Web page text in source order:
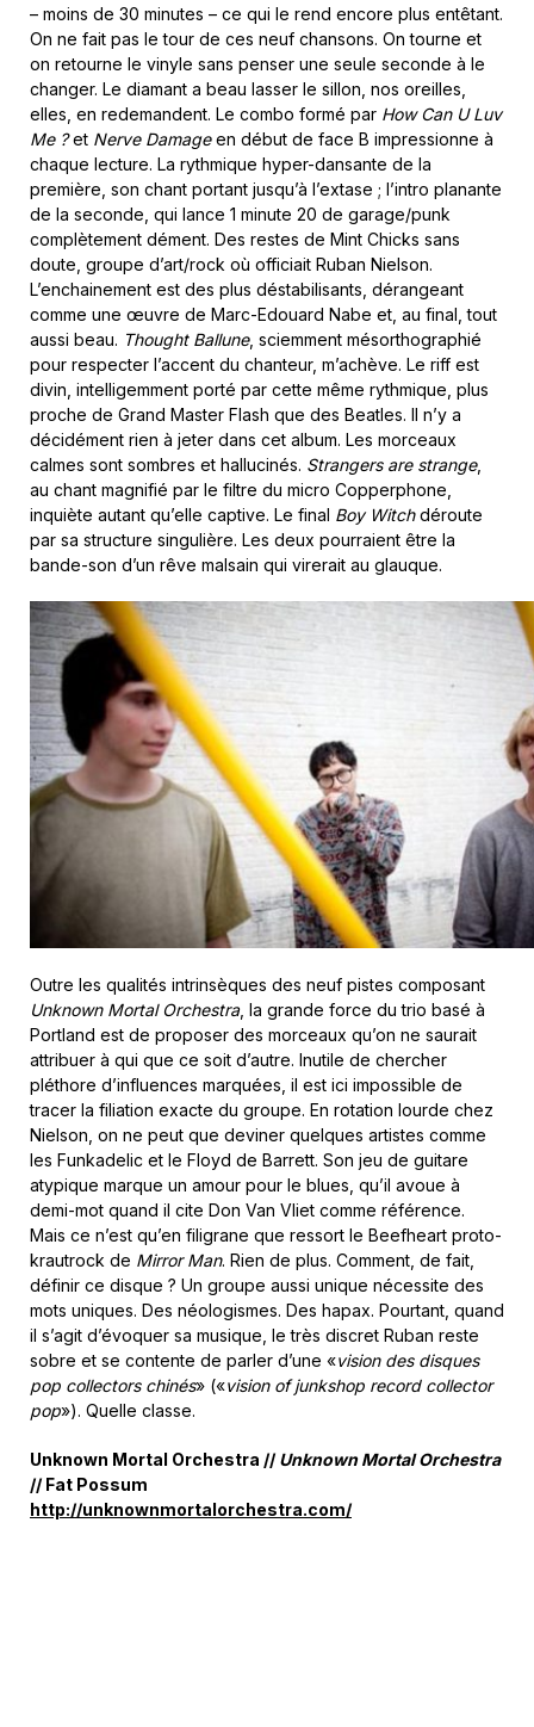
– moins de 30 minutes – ce qui le rend encore plus entêtant.
On ne fait pas le tour de ces neuf chansons. On tourne et
on retourne le vinyle sans penser une seule seconde à le
changer. Le diamant a beau lasser le sillon, nos oreilles,
elles, en redemandent. Le combo formé par How Can U Luv
Me ?et Nerve Damageen début de face B impressionne à
chaque lecture. La rythmique hyper-dansante de la
première, son chant portant jusqu’à l’extase ; l’intro planante
de la seconde, qui lance 1 minute 20 de garage/punk
complètement dément. Des restes de Mint Chicks sans
doute, groupe d’art/rock où officiait Ruban Nielson.
L’enchainement est des plus déstabilisants, dérangeant
comme une œuvre de Marc-Edouard Nabe et, au final, tout
aussi beau. Thought Ballune, sciemment mésorthographié
pour respecter l’accent du chanteur, m’achève. Le riff est
divin, intelligemment porté par cette même rythmique, plus
proche de Grand Master Flash que des Beatles. Il n’y a
décidément rien à jeter dans cet album. Les morceaux
calmes sont sombres et hallucinés. Strangers are strange,
au chant magnifié par le filtre du micro Copperphone,
inquiète autant qu’elle captive. Le final Boy Witchdéroute
par sa structure singulière. Les deux pourraient être la
bande-son d’un rêve malsain qui virerait au glauque.
Outre les qualités intrinsèques des neuf pistes composant
Unknown Mortal Orchestra, la grande force du trio basé à
Portland est de proposer des morceaux qu’on ne saurait
attribuer à qui que ce soit d’autre. Inutile de chercher
pléthore d’influences marquées, il est ici impossible de
tracer la filiation exacte du groupe. En rotation lourde chez
Nielson, on ne peut que deviner quelques artistes comme
les Funkadelic et le Floyd de Barrett. Son jeu de guitare
atypique marque un amour pour le blues, qu’il avoue à
demi-mot quand il cite Don Van Vliet comme référence.
Mais ce n’est qu’en filigrane que ressort le Beefheart proto-
krautrock de Mirror Man. Rien de plus. Comment, de fait,
définir ce disque ? Un groupe aussi unique nécessite des
mots uniques. Des néologismes. Des hapax. Pourtant, quand
il s’agit d’évoquer sa musique, le très discret Ruban reste
sobre et se contente de parler d’une «vision des disques
pop collectors chinés» («vision of junkshop record collector
pop»). Quelle classe.
Unknown Mortal Orchestra // Unknown Mortal Orchestra
// Fat Possum
http://unknownmortalorchestra.com/